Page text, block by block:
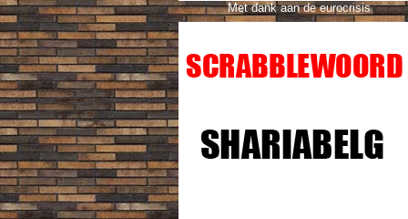
Met dank aande eurocrisis